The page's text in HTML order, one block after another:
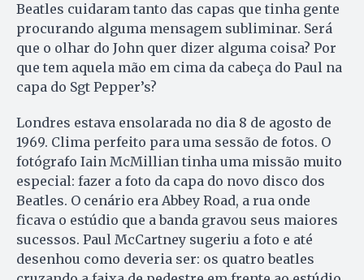
Beatles cuidaram tanto das capas que tinha gente
procurando alguma mensagem subliminar. Será
que o olhar do John quer dizer alguma coisa? Por
que tem aquela mão em cima da cabeça do Paul na
capa do Sgt Pepper’s?
Londres estava ensolarada no dia 8 de agosto de
1969. Clima perfeito para uma sessão de fotos. O
fotógrafo Iain McMillian tinha uma missão muito
especial: fazer a foto da capa do novo disco dos
Beatles. O cenário era Abbey Road, a rua onde
ficava o estúdio que a banda gravou seus maiores
sucessos. Paul McCartney sugeriu a foto e até
desenhou como deveria ser: os quatro beatles